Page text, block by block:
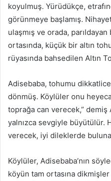
koyulmuş. Yürüdükçe,
görünmeye başlamış.
ulaşmış ve orada,
ortasında, küçük bir altın
rüyasında bahsedilen Altın
Adisebaba, tohumu
dönmüş. Köylüler onu
toprağa can verecek,” demiş
yalnızca sevgiyle büyütülür.
verecek, iyi dileklerde
Köylüler, Adisebaba’nın
köyün tam ortasına